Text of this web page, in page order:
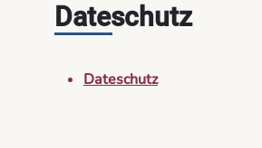
Dateschutz
Dateschutz